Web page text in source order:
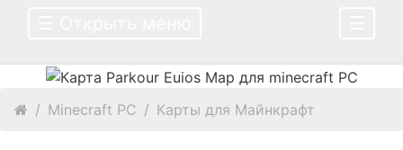
Minecraft PC Карты для Майнкрафт